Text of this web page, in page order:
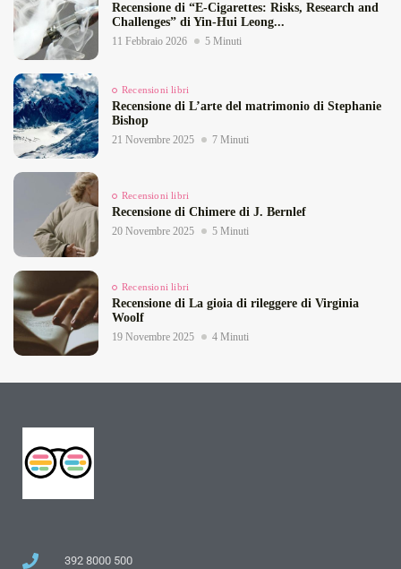
Recensione di “E‑Cigarettes: Risks, Research and
Challenges” di Yin‑Hui Leong...
11 Febbraio 2026 5 Minuti
Recensioni libri
Recensione di L’arte del matrimonio di Stephanie
Bishop
21 Novembre 2025 7 Minuti
Recensioni libri
Recensione di Chimere di J. Bernlef
20 Novembre 2025 5 Minuti
Recensioni libri
Recensione di La gioia di rileggere di Virginia
Woolf
19 Novembre 2025 4 Minuti
392 8000 500